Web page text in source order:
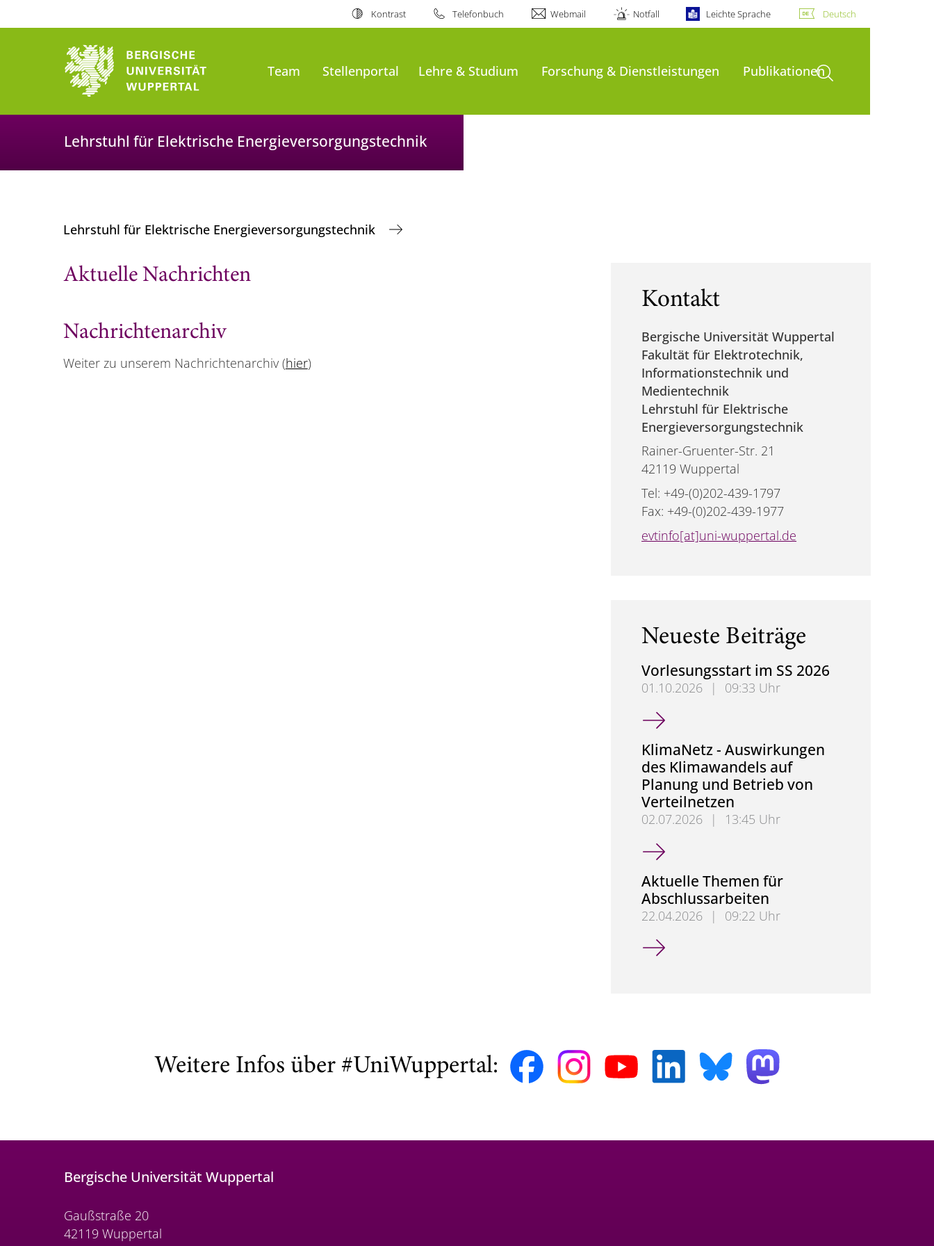
Kontrast Telefonbuch Webmail Notfall Leichte Sprache Deutsch
Team Stellenportal Lehre & Studium Forschung & Dienstleistungen PublikationenSuche öffnen
Lehrstuhl für Elektrische Energieversorgungstechnik
Lehrstuhl für Elektrische Energieversorgungstechnik
Aktuelle Nachrichten
Nachrichtenarchiv
Weiter zu unserem Nachrichtenarchiv (hier)
Kontakt
Bergische Universität Wuppertal
Fakultät für Elektrotechnik,
Informationstechnik und
Medientechnik
Lehrstuhl für Elektrische
Energieversorgungstechnik
Rainer-Gruenter-Str. 21
42119 Wuppertal
Tel: +49-(0)202-439-1797
Fax: +49-(0)202-439-1977
evtinfo[at]uni-wuppertal.de
Neueste Beiträge
Vorlesungsstart im SS 2026
01.10.2026 |
09:33 Uhr
Vorlesungsstart im SS 2026
KlimaNetz - Auswirkungen
des Klimawandels auf
Planung und Betrieb von
Verteilnetzen
02.07.2026 |
13:45 Uhr
KlimaNetz - Auswirkungen des Klimawandels auf
Aktuelle Themen für
Abschlussarbeiten
22.04.2026 |
09:22 Uhr
Aktuelle Themen für Abschlussarbeiten
Weitere Infos über #UniWuppertal:
Bergische Universität Wuppertal
Gaußstraße 20
42119 Wuppertal